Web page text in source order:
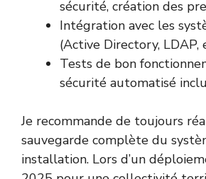
sécurité, création des
Intégration avec les
(Active Directory, LDAP,
Tests de bon
sécurité automatisé
Je recommande de toujours
sauvegarde complète du
installation. Lors d’un